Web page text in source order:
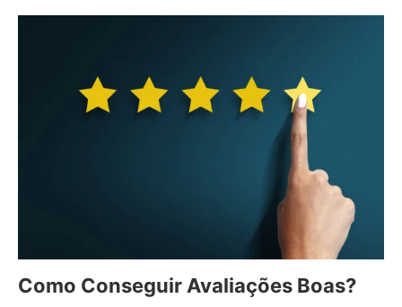
Como Conseguir Avaliações Boas?